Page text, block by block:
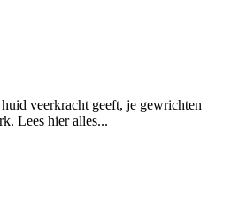
veerkracht geeft, je gewrichten
Lees hier alles...